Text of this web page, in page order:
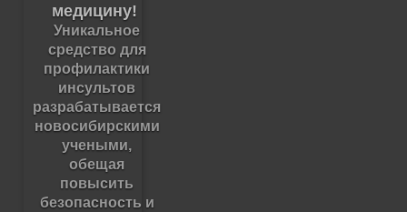
медицину!
Уникальное
средство для
профилактики
инсультов
разрабатывается
новосибирскими
учеными,
обещая
повысить
безопасность и